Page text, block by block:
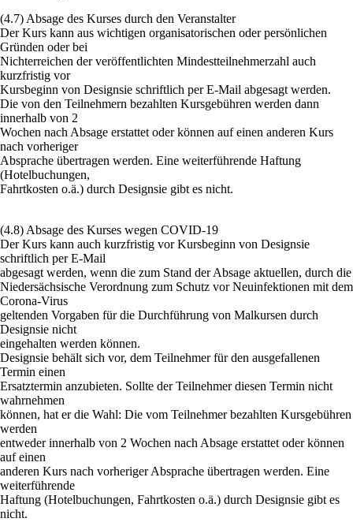
(4.7) Absage des Kurses durch den Veranstalter
Der Kurs kann aus wichtigen organisatorischen oder persönlichen
Gründen oder bei
Nichterreichen der veröffentlichten Mindestteilnehmerzahl auch
kurzfristig vor
Kursbeginn von Designsie schriftlich per E-Mail abgesagt werden.
Die von den Teilnehmern bezahlten Kursgebühren werden dann
innerhalb von 2
Wochen nach Absage erstattet oder können auf einen anderen Kurs
nach vorheriger
Absprache übertragen werden. Eine weiterführende Haftung
(Hotelbuchungen,
Fahrtkosten o.ä.) durch Designsie gibt es nicht.
(4.8) Absage des Kurses wegen COVID-19
Der Kurs kann auch kurzfristig vor Kursbeginn von Designsie
schriftlich per E-Mail
abgesagt werden, wenn die zum Stand der Absage aktuellen, durch die
Niedersächsische Verordnung zum Schutz vor Neuinfektionen mit dem
Corona-Virus
geltenden Vorgaben für die Durchführung von Malkursen durch
Designsie nicht
eingehalten werden können.
Designsie behält sich vor, dem Teilnehmer für den ausgefallenen
Termin einen
Ersatztermin anzubieten. Sollte der Teilnehmer diesen Termin nicht
wahrnehmen
können, hat er die Wahl: Die vom Teilnehmer bezahlten Kursgebühren
werden
entweder innerhalb von 2 Wochen nach Absage erstattet oder können
auf einen
anderen Kurs nach vorheriger Absprache übertragen werden. Eine
weiterführende
Haftung (Hotelbuchungen, Fahrtkosten o.ä.) durch Designsie gibt es
nicht.